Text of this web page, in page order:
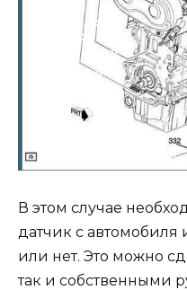
В этом случае
датчик с автомобиля
или нет. Это можно
так и собственными